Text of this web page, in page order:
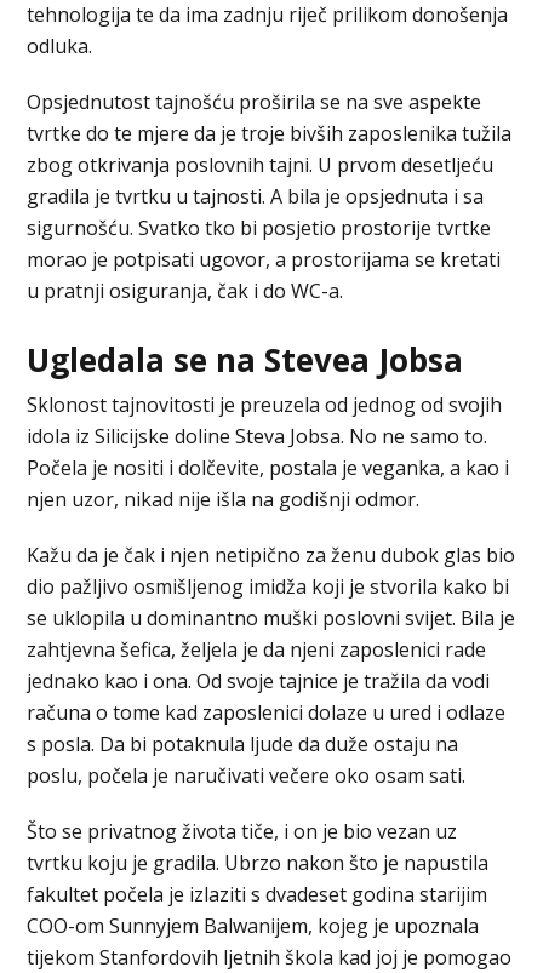
tehnologija te da ima zadnju riječ prilikom donošenja
odluka.
Opsjednutost tajnošću proširila se na sve aspekte
tvrtke do te mjere da je troje bivših zaposlenika tužila
zbog otkrivanja poslovnih tajni. U prvom desetljeću
gradila je tvrtku u tajnosti. A bila je opsjednuta i sa
sigurnošću. Svatko tko bi posjetio prostorije tvrtke
morao je potpisati ugovor, a prostorijama se kretati
u pratnji osiguranja, čak i do WC-a.
Ugledala se na Stevea Jobsa
Sklonost tajnovitosti je preuzela od jednog od svojih
idola iz Silicijske doline Steva Jobsa. No ne samo to.
Počela je nositi i dolčevite, postala je veganka, a kao i
njen uzor, nikad nije išla na godišnji odmor.
Kažu da je čak i njen netipično za ženu dubok glas bio
dio pažljivo osmišljenog imidža koji je stvorila kako bi
se uklopila u dominantno muški poslovni svijet. Bila je
zahtjevna šefica, željela je da njeni zaposlenici rade
jednako kao i ona. Od svoje tajnice je tražila da vodi
računa o tome kad zaposlenici dolaze u ured i odlaze
s posla. Da bi potaknula ljude da duže ostaju na
poslu, počela je naručivati večere oko osam sati.
Što se privatnog života tiče, i on je bio vezan uz
tvrtku koju je gradila. Ubrzo nakon što je napustila
fakultet počela je izlaziti s dvadeset godina starijim
COO-om Sunnyjem Balwanijem, kojeg je upoznala
tijekom Stanfordovih ljetnih škola kad joj je pomogao